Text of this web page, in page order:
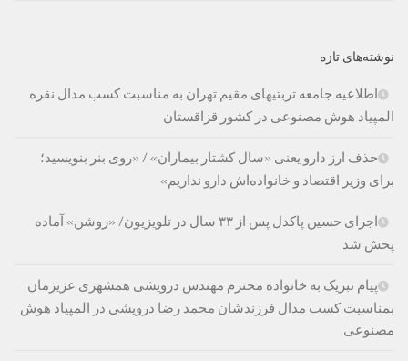
نوشته‌های تازه
اطلاعیه جامعه تربتیهای مقیم تهران به مناسبت کسب مدال نقره
المپیاد هوش مصنوعی در کشور قزاقستان
حذف ارز دارو یعنی «سال کشتار بیماران» / «روی بنر بنویسید؛
برای وزیر اقتصاد و خانواده‌اش دارو نداریم»
اجرای حسین پاکدل پس از ۳۳ سال در تلویزیون/ «روشن» آماده
پخش شد
پیام تبریک به خانواده محترم مهندس درویشی همشهری عزیزمان
بمناسبت کسب مدال فرزندشان محمد رضا درویشی در المپیاد هوش
مصنوعی